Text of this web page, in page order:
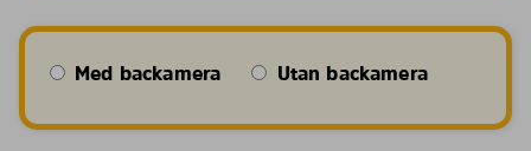
Med backamera Utan backamera